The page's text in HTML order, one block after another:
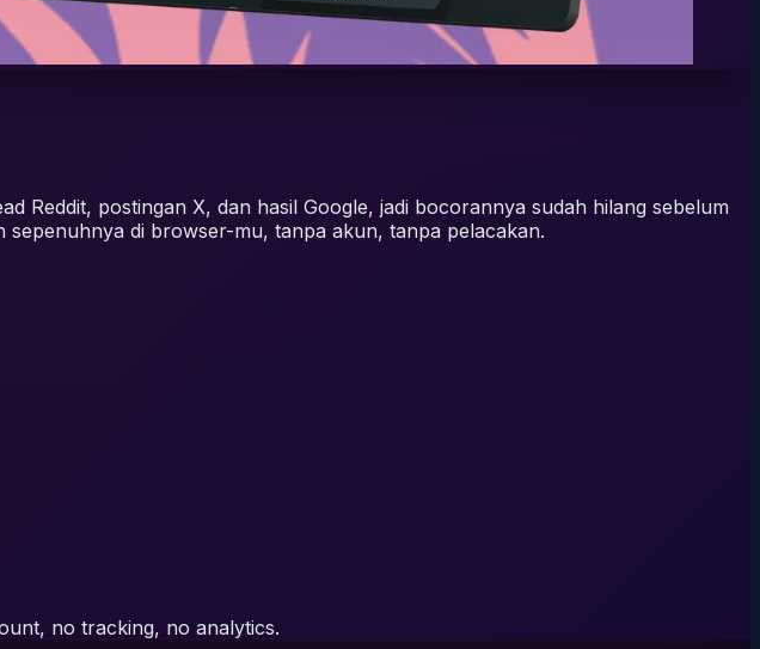
Reddit, postingan X, dan hasil Google, jadi bocorannya sudah hilang sebelum
sepenuhnya di browser-mu, tanpa akun, tanpa pelacakan.
no tracking, no analytics.